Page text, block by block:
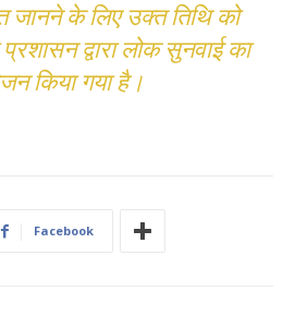
जानने के लिए उक्त तिथि को
प्रशासन द्वारा लोक सुनवाई का
किया गया है।
Facebook